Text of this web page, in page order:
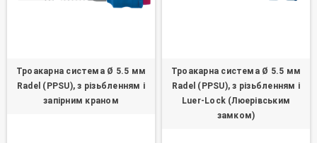
Троакарна система Ø 5.5 мм
Radel (PPSU), з різьбленням і
запірним краном
Троакарна система Ø 5.5 мм
Radel (PPSU), з різьбленням і
Luer-Lock (Люерівським
замком)